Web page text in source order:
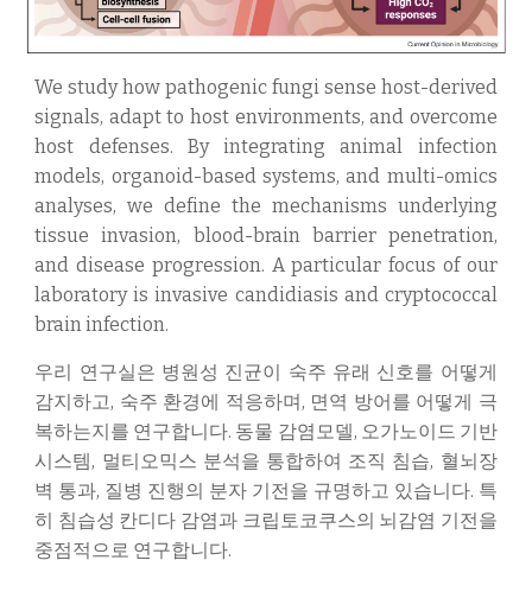
We study how pathogenic fungi sense host-derived
signals, adapt to host environments, and overcome
host defenses. By integrating animal infection
models, organoid-based systems, and multi-omics
analyses, we define the mechanisms underlying
tissue invasion, blood-brain barrier penetration,
and disease progression. A particular focus of our
laboratory is invasive candidiasis and cryptococcal
brain infection.
우리 연구실은 병원성 진균이 숙주 유래 신호를 어떻게
감지하고, 숙주 환경에 적응하며, 면역 방어를 어떻게 극
복하는지를 연구합니다. 동물 감염모델, 오가노이드 기반
시스템, 멀티오믹스 분석을 통합하여 조직 침습, 혈뇌장
벽 통과, 질병 진행의 분자 기전을 규명하고 있습니다. 특
히 침습성 칸디다 감염과 크립토코쿠스의 뇌감염 기전을
중점적으로 연구합니다.